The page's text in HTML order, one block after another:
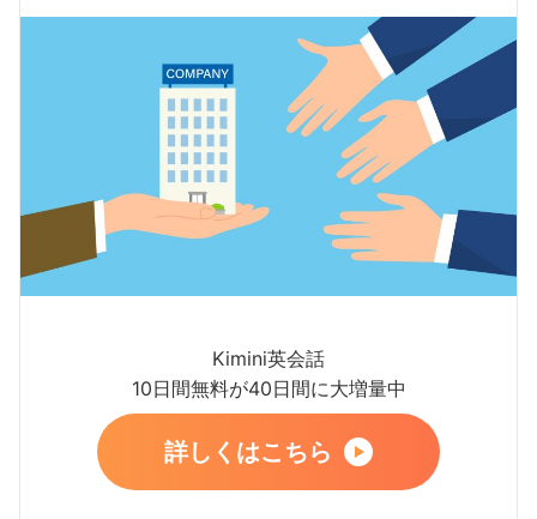
Kimini英会話
10日間無料が40日間に大増量中
詳しくはこちら